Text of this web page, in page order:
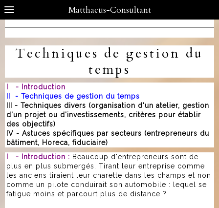
Matthaeus-Consultant
Techniques de gestion du
temps
I - Introduction
II - Techniques de gestion du temps
III - Techniques divers (organisation d'un atelier, gestion
d'un projet ou d'investissements, critères pour établir
des objectifs)
IV - Astuces spécifiques par secteurs (entrepreneurs du
bâtiment, Horeca, fiduciaire)
I - Introduction : Beaucoup d'entrepreneurs sont de
plus en plus submergés. Tirant leur entreprise comme
les anciens tiraient leur charette dans les champs et non
comme un pilote conduirait son automobile : lequel se
fatigue moins et parcourt plus de distance ?